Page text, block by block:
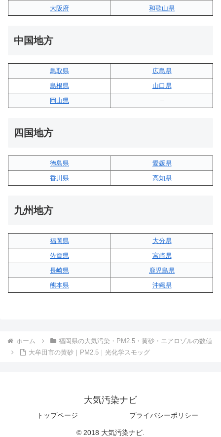
大阪府
和歌山県
中国地方
鳥取県
広島県
島根県
山口県
岡山県
–
四国地方
徳島県
愛媛県
香川県
高知県
九州地方
福岡県
大分県
佐賀県
宮崎県
長崎県
鹿児島県
熊本県
沖縄県
ホーム
福岡県の大気汚染・PM2.5・黄砂・エアロゾルの数値
大牟田市の黄砂｜PM2.5｜光化学スモッグ
大気汚染ナビ
トップページ プライバシーポリシー
© 2018 大気汚染ナビ.